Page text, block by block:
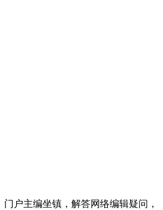
户主编坐镇，解答网络编辑疑问，